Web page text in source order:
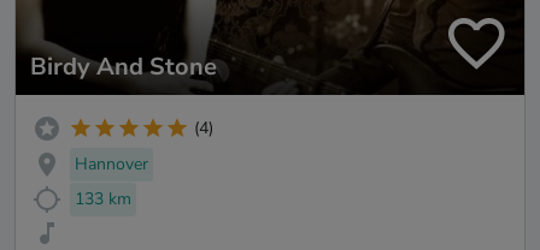
Birdy And Stone
(4)
Hannover
133 km